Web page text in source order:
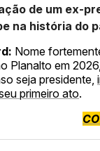
de um ex-
na história do
Nome
Planalto em
seja presidente,
primeiro ato.